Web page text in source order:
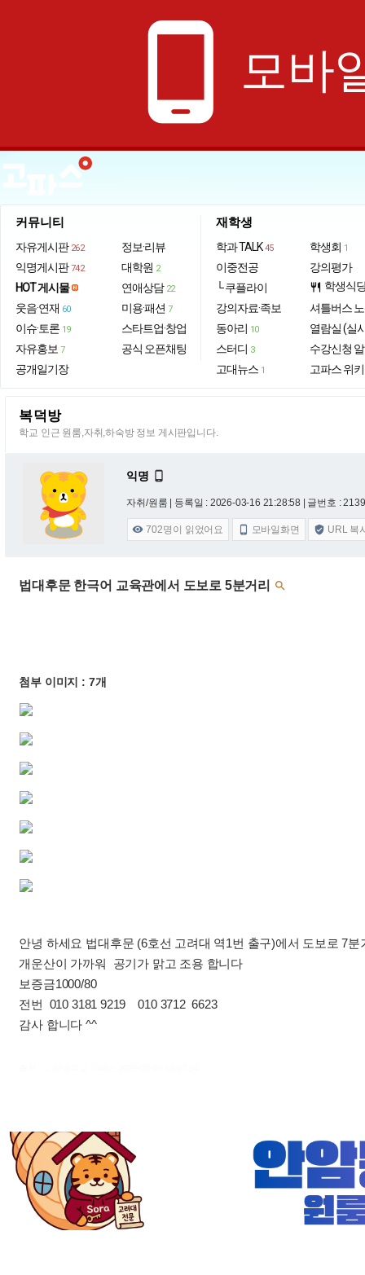
phone_android 모바
커뮤니티
자유게시판 262
익명게시판 742
HOT 게시물
웃음·연재 60
이슈·토론 19
자유홍보 7
공개일기장
정보·리뷰
대학원 2
연애상담 22
미용·패션 7
스타트업·창업
공식 오픈채팅
재학생
학과 TALK 45
이중전공
└ 쿠플라이
강의자료·족보
동아리 10
스터디 3
고대뉴스 1
학생회 1
강의평가
restaurant 학생식
셔틀버스
열람실 (실
수강신청
고파스 위키
복덕방
학교 인근 원룸,자취,하숙방 정보 게시판입니다.
익명 
자취/원룸 | 등록일 : 2026-03-16 21:28:58 | 글번호 :
 702명이 읽었어요  모바일화면  URL 복
법대후문 한극어 교육관에서 도보로 5분거리 
첨부 이미지 : 7개
안녕 하세요 법대후문 (6호선 고려대 역1번 출구)에서 도보로 7
개운산이 가까워 공기가 맑고 조용 합니다
보증금1000/80
전번 010 3181 9219 010 3712 6623
감사 합니다 ^^